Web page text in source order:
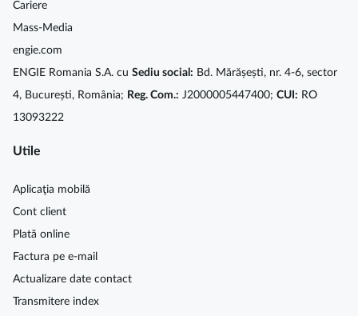
Cariere
Mass-Media
engie.com
ENGIE Romania S.A. cu Sediu social: Bd. Mărășești, nr. 4-6, sector
4, București, România; Reg. Com.: J2000005447400; CUI: RO
13093222
Utile
Aplicaţia mobilă
Cont client
Plată online
Factura pe e-mail
Actualizare date contact
Transmitere index